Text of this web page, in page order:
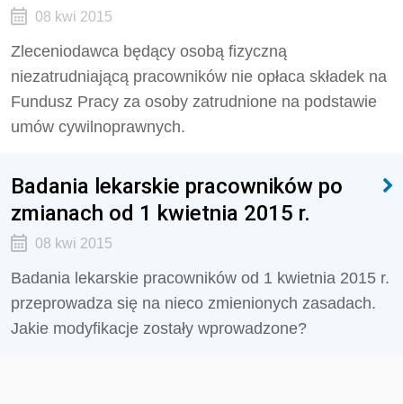
08 kwi 2015
Zleceniodawca będący osobą fizyczną
niezatrudniającą pracowników nie opłaca składek na
Fundusz Pracy za osoby zatrudnione na podstawie
umów cywilnoprawnych.
Badania lekarskie pracowników po
zmianach od 1 kwietnia 2015 r.
08 kwi 2015
Badania lekarskie pracowników od 1 kwietnia 2015 r.
przeprowadza się na nieco zmienionych zasadach.
Jakie modyfikacje zostały wprowadzone?